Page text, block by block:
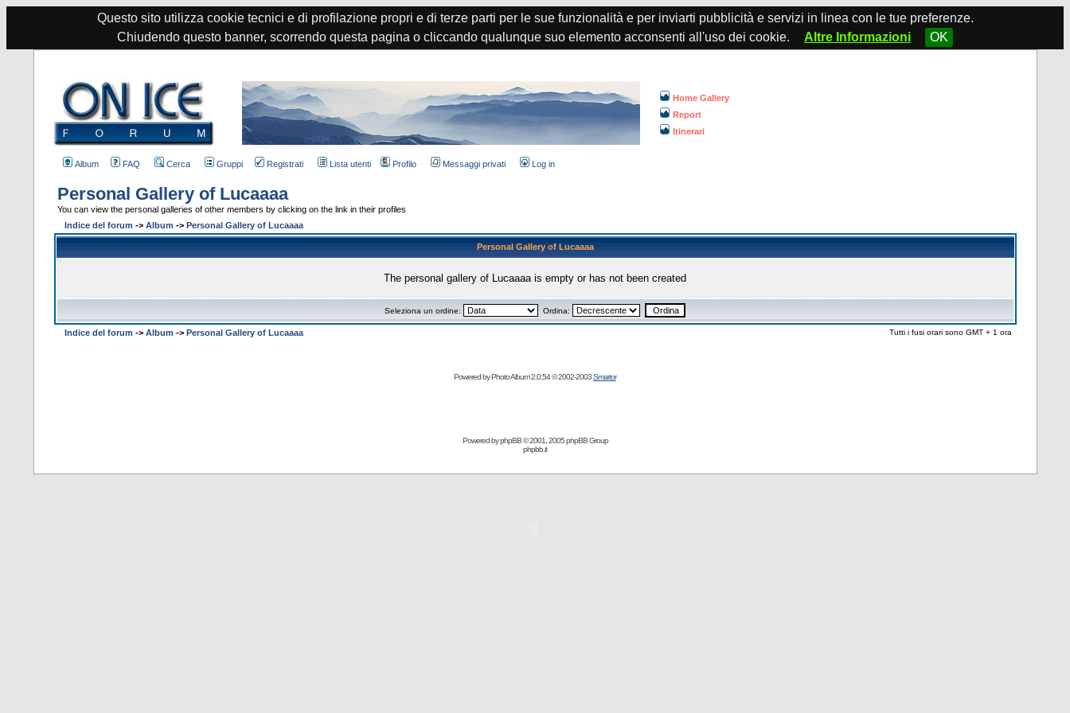
Questo sito utilizza cookie tecnici e di profilazione propri e di terze parti per le sue funzionalità e per inviarti pubblicità e servizi in linea con le tue preferenze.
Chiudendo questo banner, scorrendo questa pagina o cliccando qualunque suo elemento acconsenti all'uso dei cookie.
Altre Informazioni OK
Home Gallery
Report
Itinerari
Album FAQ Cerca Gruppi Registrati Lista utenti Profilo Messaggi privati Log in
Personal Gallery of Lucaaaa
You can view the personal galleries of other members by clicking on the link in their profiles
Indice del forum -> Album -> Personal Gallery of Lucaaaa
Personal Gallery of Lucaaaa
The personal gallery of Lucaaaa is empty or has not been created
Seleziona un ordine: Ordina:
Indice del forum -> Album -> Personal Gallery of Lucaaaa Tutti i fusi orari sono GMT + 1 ora
Powered by Photo Album 2.0.54 © 2002-2003Smartor
Powered byphpBB© 2001, 2005 phpBB Group
phpbb.it